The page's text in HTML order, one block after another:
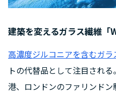
建築を変えるガラス繊維「
高濃度ジルコニアを含むガラ
トの代替品として注目され
港、ロンドンのファリンド